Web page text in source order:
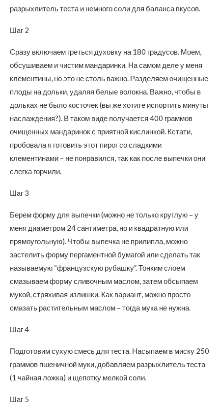
разрыхлитель теста и немного соли для баланса вкусов.
Шаг 2
Сразу включаем греться духовку на 180 градусов. Моем,
обсушиваем и чистим мандаринки. На самом деле у меня
клементины, но это не столь важно. Разделяем очищенные
плоды на дольки, удаляя белые волокна. Важно, чтобы в
дольках не было косточек (вы же хотите испортить минуты
наслаждения?). В таком виде получается 400 граммов
очищенных мандаринок с приятной кислинкой. Кстати,
пробовала я готовить этот пирог со сладкими
клементинами – не понравился, так как после выпечки они
слегка горчили.
Шаг 3
Берем форму для выпечки (можно не только круглую – у
меня диаметром 24 сантиметра, но и квадратную или
прямоугольную). Чтобы выпечка не прилипла, можно
застелить форму пергаментной бумагой или сделать так
называемую “французскую рубашку”. Тонким слоем
смазываем форму сливочным маслом, затем обсыпаем
мукой, стряхивая излишки. Как вариант, можно просто
смазать растительным маслом – тогда мука не нужна.
Шаг 4
Подготовим сухую смесь для теста. Насыпаем в миску 250
граммов пшеничной муки, добавляем разрыхлитель теста
(1 чайная ложка) и щепотку мелкой соли.
Шаг 5